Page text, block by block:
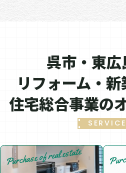
呉市・東
リフォーム・
住宅総合事業の
SERVICE
Purchase of real estate